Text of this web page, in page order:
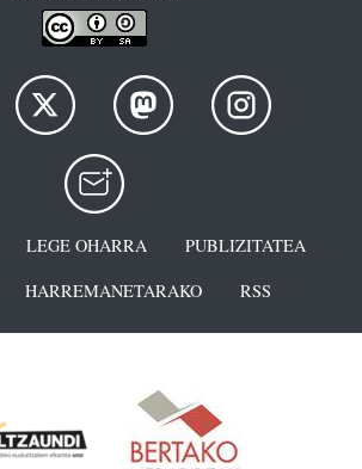
LEGE OHARRA
PUBLIZITATEA
HARREMANETARAKO RSS